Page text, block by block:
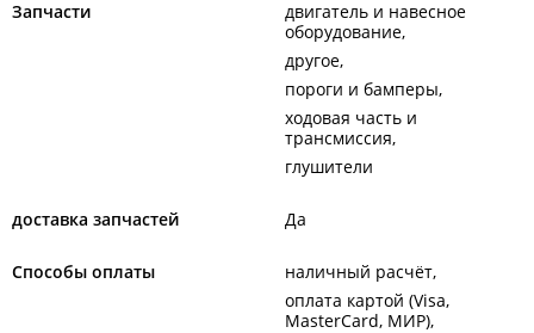
Запчасти
двигатель и навесное
оборудование
другое
пороги и бамперы
ходовая часть и
трансмиссия
глушители
доставка запчастей Да
Способы оплаты
наличный расчёт
оплата картой (Visa,
MasterCard, МИР)